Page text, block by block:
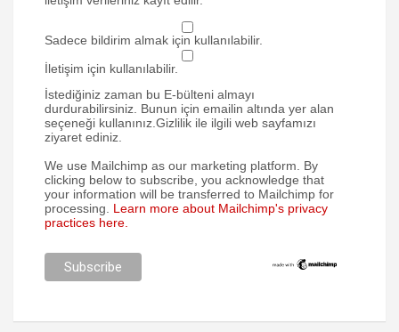
Sadece bildirim almak için kullanılabilir.
İletişim için kullanılabilir.
İstediğiniz zaman bu E-bülteni almayı
durdurabilirsiniz. Bunun için emailin altında yer alan
seçeneği kullanınız.Gizlilik ile ilgili web sayfamızı
ziyaret ediniz.
We use Mailchimp as our marketing platform. By
clicking below to subscribe, you acknowledge that
your information will be transferred to Mailchimp for
processing. Learn more about Mailchimp's privacy
practices here.